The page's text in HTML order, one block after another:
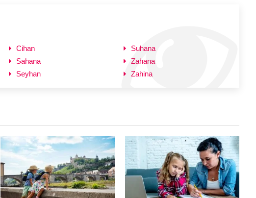
Cihan
Sahana
Seyhan
Suhana
Zahana
Zahina